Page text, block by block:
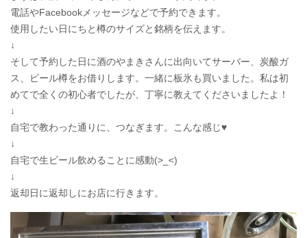
電話やFacebookメッセージなどで予約できます。
使用したい日にちと樽のサイズと銘柄を伝えます。
↓
そして予約した日に酒のやまきさんに出向いてサーバー、炭酸ガ
ス、ビール樽をお借りします。一緒に板氷も買いました。私は初
めてで全くの初心者でしたが、丁寧に教えてくださいましたよ！
↓
自宅で教わった通りに、つなぎます。こんな感じ♥
↓
自宅で生ビール飲めることに感動(>_<)
↓
返却日に返却しにお店に行きます。